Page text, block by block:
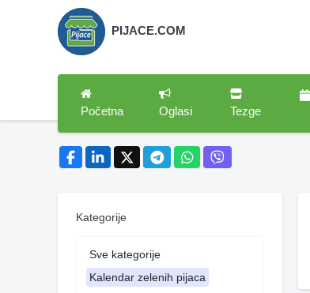
PIJACE.COM
Početna Oglasi Tezge
Kategorije
Sve kategorije
Kalendar zelenih pijaca